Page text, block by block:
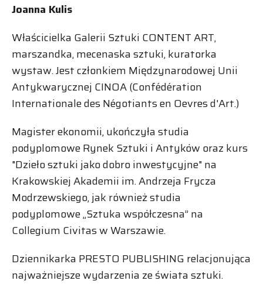
Joanna Kulis
Właścicielka Galerii Sztuki CONTENT ART,
marszandka, mecenaska sztuki, kuratorka
wystaw. Jest członkiem Międzynarodowej Unii
Antykwarycznej CINOA (Confédération
Internationale des Négotiants en Oevres d'Art.)
Magister ekonomii, ukończyła studia
podyplomowe Rynek Sztuki i Antyków oraz kurs
"Dzieło sztuki jako dobro inwestycyjne" na
Krakowskiej Akademii im. Andrzeja Frycza
Modrzewskiego, jak również studia
podyplomowe „Sztuka współczesna” na
Collegium Civitas w Warszawie.
Dziennikarka PRESTO PUBLISHING relacjonująca
najważniejsze wydarzenia ze świata sztuki.